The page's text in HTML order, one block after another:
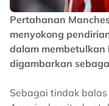
Pertahanan
menyokong
dalam
digambarkan
Sebagai tindak